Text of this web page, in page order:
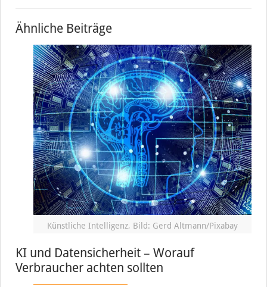
Ähnliche Beiträge
Künstliche Intelligenz, Bild: Gerd Altmann/Pixabay
KI und Datensicherheit – Worauf
Verbraucher achten sollten